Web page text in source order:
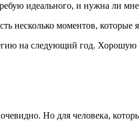
идеального, и нужна ли мне
несколько моментов, которые
на следующий год. Хорошую
Но для человека,